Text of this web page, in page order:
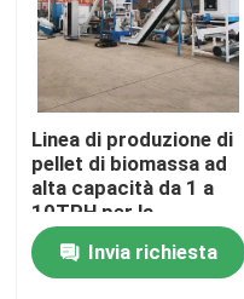
Casa
Prodotti
Linea di produzione di
pellet di biomassa ad
alta capacità da 1 a
10TPH per la
produzione di pezzetti
di legno di paglia di
pino
Invia richiesta